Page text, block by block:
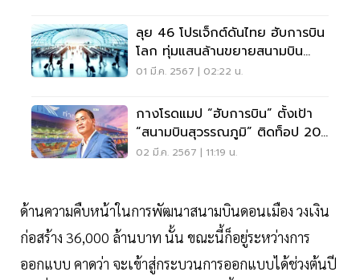
ลุย 46 โปรเจ็กต์ดันไทย ฮับการบิน
โลก ทุ่มแสนล้านขยายสนามบิน
สุวรรณภูมิทิศใต้
01 มี.ค. 2567 | 02:22 น.
กางโรดแมป “ฮับการบิน” ตั้งเป้า
“สนามบินสุวรรณภูมิ” ติดท็อป 20
ภายใน 5 ปี
02 มี.ค. 2567 | 11:19 น.
ด้านความคืบหน้าในการพัฒนาสนามบินดอนเมือง วงเงิน
ก่อสร้าง 36,000 ล้านบาท นั้น ขณะนี้ก็อยู่ระหว่างการ
ออกแบบ คาดว่า จะเข้าสู่กระบวนการออกแบบได้ช่วงต้นปี